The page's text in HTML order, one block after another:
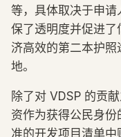
等，具体取决于申
保了透明度并促进
济高效的第二本护
地。
除了对 VDSP 的贡
资作为获得公民身
准的开发项目清单